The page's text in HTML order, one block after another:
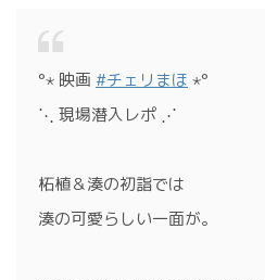
°⋆ 映画 #チェリまほ ⋆°
⋱ 現場潜入レポ ⋰
柘植＆湊の初詣では
湊の可愛らしい一面が。